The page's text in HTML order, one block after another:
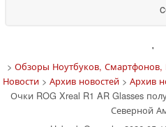
'
> Обзоры Ноутбуков, Смартфонов,
Новости> Архив новостей> Архив
Очки ROG Xreal R1 AR Glasses
Северной